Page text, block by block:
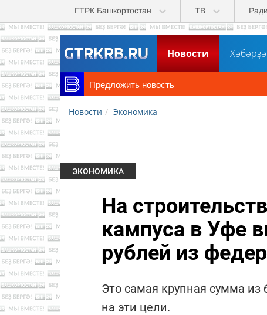
Перейти к основному содержанию
ГТРК Башкортостан ТВ
Новости
Предложить новость
Новости Экономика
ЭКОНОМИКА
На
кампуса в Уфе
рублей из
Это самая крупная сумма
на эти цели.